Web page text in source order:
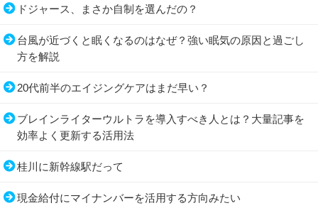
ドジャース、まさか自制を選んだの？
台風が近づくと眠くなるのはなぜ？強い眠気の原因と過ごし
方を解説
20代前半のエイジングケアはまだ早い？
ブレインライターウルトラを導入すべき人とは？大量記事を
効率よく更新する活用法
桂川に新幹線駅だって
現金給付にマイナンバーを活用する方向みたい